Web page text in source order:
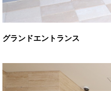
グランドエントランス